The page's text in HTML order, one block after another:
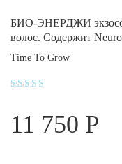
БИО-ЭНЕРДЖИ
волос. Содержит
Time To Grow
из 5
11 750 Р